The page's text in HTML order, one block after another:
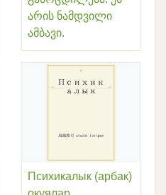
არის ნამდვილი
ამბავი.
Психикалык (арбак)